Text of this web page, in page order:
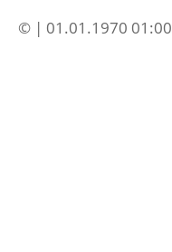
© | 01.01.1970 01:00